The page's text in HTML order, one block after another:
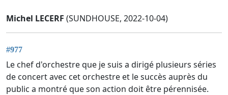
Michel LECERF (SUNDHOUSE, 2022-10-04)
#977
Le chef d'orchestre que je suis a dirigé plusieurs séries
de concert avec cet orchestre et le succès auprès du
public a montré que son action doit être pérennisée.